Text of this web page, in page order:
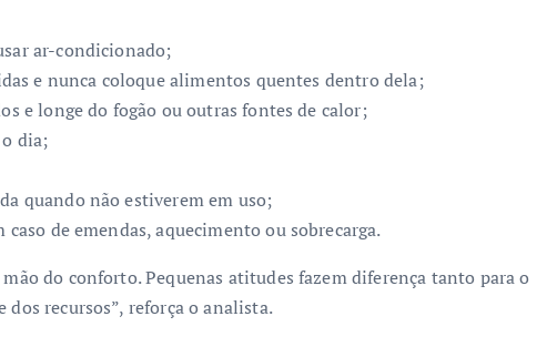
ar-condicionado;
e nunca coloque alimentos quentes dentro dela;
e longe do fogão ou outras fontes de calor;
dia;
quando não estiverem em uso;
de emendas, aquecimento ou sobrecarga.
do conforto. Pequenas atitudes fazem diferença tanto para o
recursos”, reforça o analista.